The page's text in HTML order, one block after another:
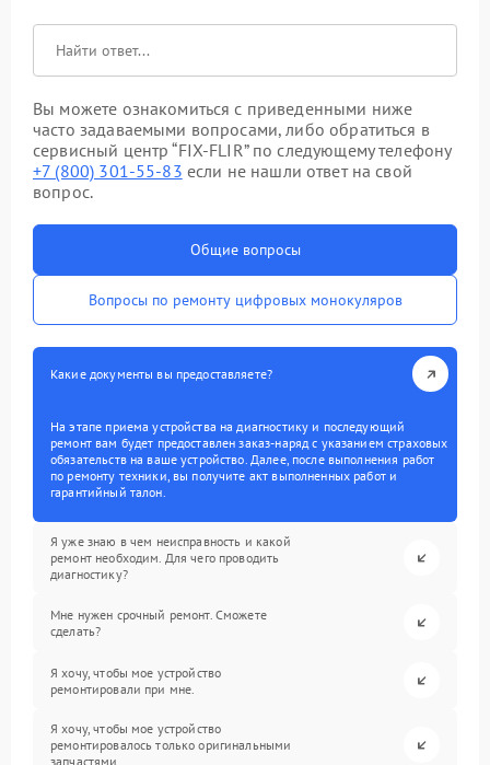
Вы можете ознакомиться с приведенными ниже
часто задаваемыми вопросами, либо обратиться в
сервисный центр “FIX-FLIR” по следующему телефону
+7 (800) 301-55-83 если не нашли ответ на свой
вопрос.
Общие вопросы
Вопросы по ремонту цифровых монокуляров
Какие документы вы предоставляете?
На этапе приема устройства на диагностику и последующий
ремонт вам будет предоставлен заказ-наряд с указанием страховых
обязательств на ваше устройство. Далее, после выполнения работ
по ремонту техники, вы получите акт выполненных работ и
гарантийный талон.
Я уже знаю в чем неисправность и какой
ремонт необходим. Для чего проводить
диагностику?
Мне нужен срочный ремонт. Сможете
сделать?
Я хочу, чтобы мое устройство
ремонтировали при мне.
Я хочу, чтобы мое устройство
ремонтировалось только оригинальными
запчастями.